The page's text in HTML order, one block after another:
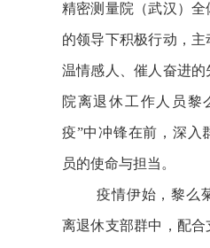
精密测量院 （武汉 ）全
的领导下积极行动，
温情感人、催人奋进的
院离退休工作人员黎
疫”中冲锋在前，深入
员的使命与担当。
疫情伊始，黎么
离退休支部群中，配合